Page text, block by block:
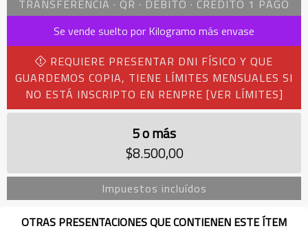
TRANSFERENCIA · QR · DÉBITO · CRÉDITO 1 PAGO
Se vende suelto por Kilogramo más envase
REQUIERE PRESENTAR DNI FÍSICO Y QUE
GUARDEMOS COPIA, TIENE LÍMITES MENSUALES SI
NO ESTÁ INSCRIPTO EN RENPRE [VER LÍMITES]
5 o más
$8.500,00
Impuestos incluídos
OTRAS PRESENTACIONES QUE CONTIENEN ESTE ÍTEM